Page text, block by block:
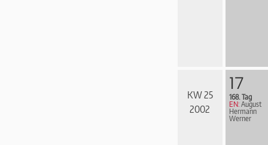
KW 25
2002
17
168. Tag
EN: August
Hermann
Werner